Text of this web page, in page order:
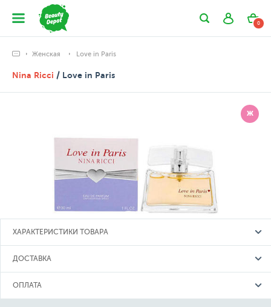
0
Женская Love in Paris
Nina Ricci / Love in Paris
Ж
ХАРАКТЕРИСТИКИ ТОВАРА
ДОСТАВКА
ОПЛАТА